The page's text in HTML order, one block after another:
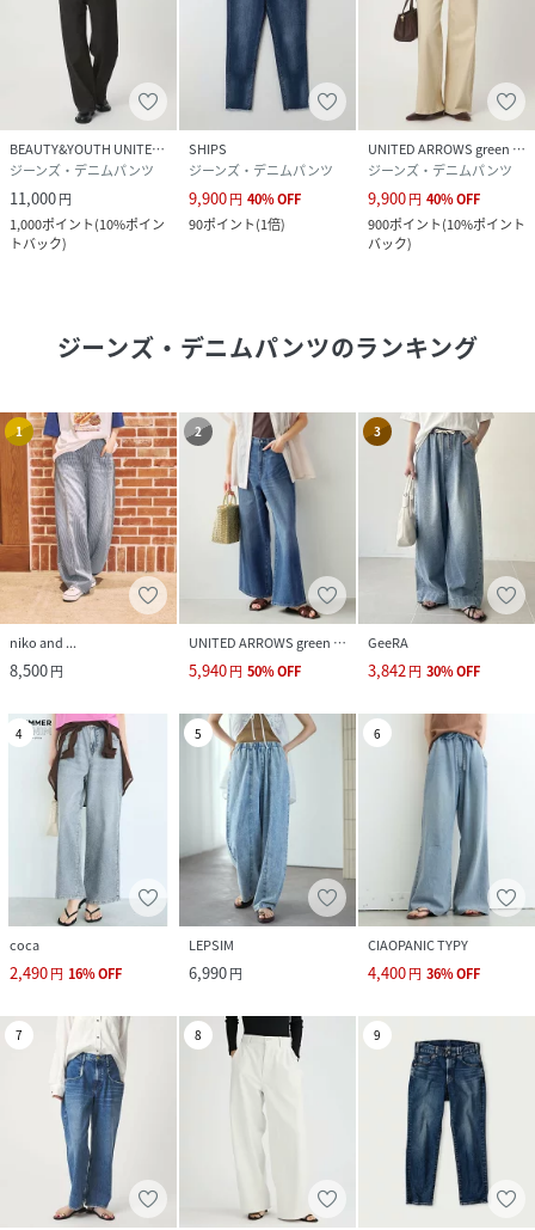
BEAUTY&YOUTH UNITED ARROWS
ジーンズ・デニムパンツ
11,000円
1,000ポイント(10%ポイン
トバック)
SHIPS
ジーンズ・デニムパンツ
9,900円 40%OFF
90ポイント(1倍)
UNITED ARROWS green label relaxing
ジーンズ・デニムパンツ
9,900円 40%OFF
900ポイント(10%ポイント
バック)
ジーンズ・デニムパンツのランキング
1
niko and ...
8,500円
2
UNITED ARROWS green label relaxing
5,940円 50%OFF
3
GeeRA
3,842円 30%OFF
4
coca
2,490円 16%OFF
5
LEPSIM
6,990円
6
CIAOPANIC TYPY
4,400円 36%OFF
7 8 9